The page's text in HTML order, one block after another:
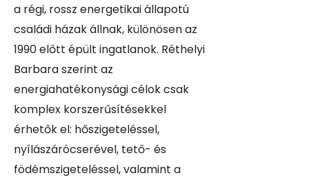
a régi, rossz energetikai állapotú
családi házak állnak, különösen az
1990 előtt épült ingatlanok. Réthelyi
Barbara szerint az
energiahatékonysági célok csak
komplex korszerűsítésekkel
érhetők el: hőszigeteléssel,
nyílászárócserével, tető- és
födémszigeteléssel, valamint a